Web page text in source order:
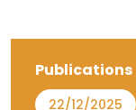
Publications
22/12/2025